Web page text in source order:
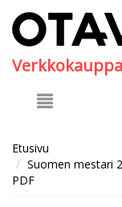
Verkkokauppa
Etusivu
Suomen mestari
PDF